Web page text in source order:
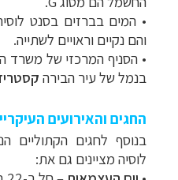
• המים בברזים בסנט
והם נקיים וראויים לשתייה.
• הסניף המרכזי של משרד
בנמל של עיר הבירה
החגים והאירועים
בנוסף לחגים הקתוליים
לוסיה מציינים גם את: